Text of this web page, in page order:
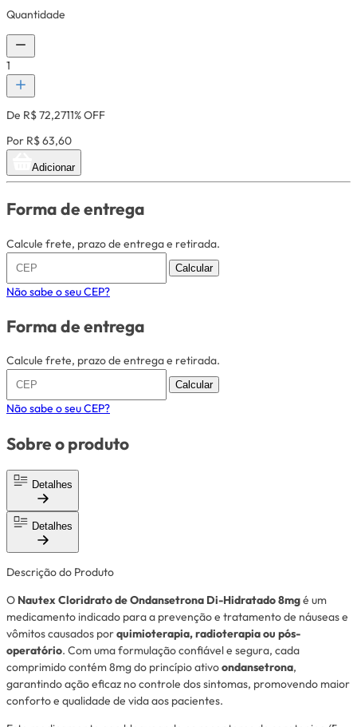
Quantidade
1
De R$ 72,2711% OFF
Por R$ 63,60
Adicionar
Forma de entrega
Calcule frete, prazo de entrega e retirada.
Calcular
Não sabe o seu CEP?
Forma de entrega
Calcule frete, prazo de entrega e retirada.
Calcular
Não sabe o seu CEP?
Sobre o produto
Detalhes
Detalhes
Descrição do Produto
O Nautex Cloridrato de Ondansetrona Di-Hidratado 8mgé um
medicamento indicado para a prevenção e tratamento de náuseas e
vômitos causados porquimioterapia, radioterapia ou pós-
operatório. Com uma formulação confiável e segura, cada
comprimido contém 8mg do princípio ativoondansetrona,
garantindo ação eficaz no controle dos sintomas, promovendo maior
conforto e qualidade de vida aos pacientes.